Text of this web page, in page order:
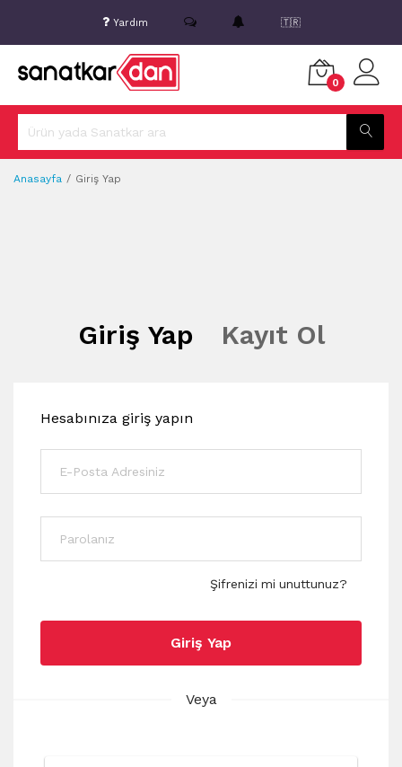
Yardım 🇹🇷
0
Anasayfa Giriş Yap
Giriş Yap Kayıt Ol
Hesabınıza giriş yapın
Şifrenizi mi unuttunuz?
Giriş Yap
Veya